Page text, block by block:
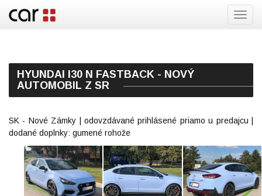
HYUNDAI I30 N FASTBACK - NOVÝ
AUTOMOBIL Z SR
SK - Nové Zámky | odovzdávané prihlásené priamo u predajcu |
dodané doplnky: gumené rohože